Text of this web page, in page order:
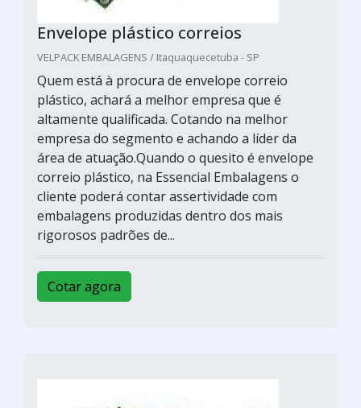
Envelope plástico correios
VELPACK EMBALAGENS / Itaquaquecetuba - SP
Quem está à procura de envelope correio
plástico, achará a melhor empresa que é
altamente qualificada. Cotando na melhor
empresa do segmento e achando a líder da
área de atuação.Quando o quesito é envelope
correio plástico, na Essencial Embalagens o
cliente poderá contar assertividade com
embalagens produzidas dentro dos mais
rigorosos padrões de...
Cotar agora